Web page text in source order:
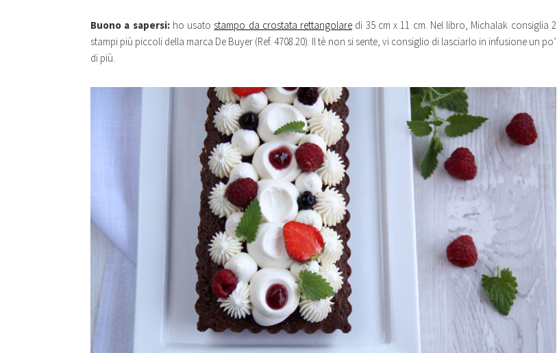
Buono a sapersi:ho usato stampo da crostata rettangolare di 35 cm x 11 cm. Nel libro, Michalak consiglia 2
stampi più piccoli della marca De Buyer (Ref. 4708.20). Il tè non si sente, vi consiglio di lasciarlo in infusione un po’
di più.